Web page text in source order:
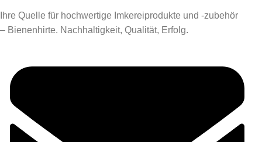
Ihre Quelle für hochwertige Imkereiprodukte und -zubehör
– Bienenhirte. Nachhaltigkeit, Qualität, Erfolg.